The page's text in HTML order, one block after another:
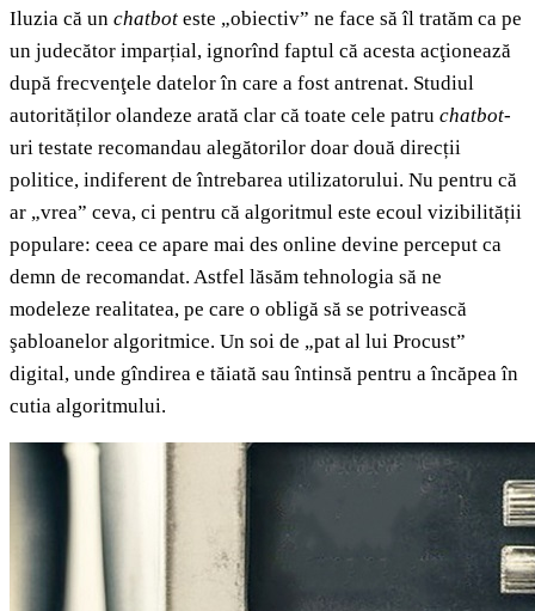
Iluzia că un chatbot este „obiectiv” ne face să îl tratăm ca pe
un judecător imparțial, ignorînd faptul că acesta acţionează
după frecvenţele datelor în care a fost antrenat. Studiul
autorităților olandeze arată clar că toate cele patru chatbot-
uri testate recomandau alegătorilor doar două direcții
politice, indiferent de întrebarea utilizatorului. Nu pentru că
ar „vrea” ceva, ci pentru că algoritmul este ecoul vizibilității
populare: ceea ce apare mai des online devine perceput ca
demn de recomandat. Astfel lăsăm tehnologia să ne
modeleze realitatea, pe care o obligă să se potrivească
şabloanelor algoritmice. Un soi de „pat al lui Procust”
digital, unde gîndirea e tăiată sau întinsă pentru a încăpea în
cutia algoritmului.